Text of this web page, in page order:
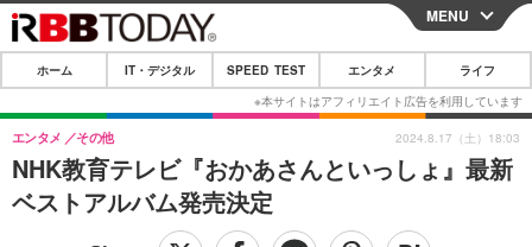
CLOSE
ホーム
IT・デジタル
IT・デジタルTOP スマートフォン
SPEED TEST
MENU
ホーム IT・デジタル SPEED TEST エンタメ ライフ
NHK教育テレビ『おかあさんといっしょ』最新
ベストアルバム発売決定
エンタメ その他 2024.8.17（土）18:03